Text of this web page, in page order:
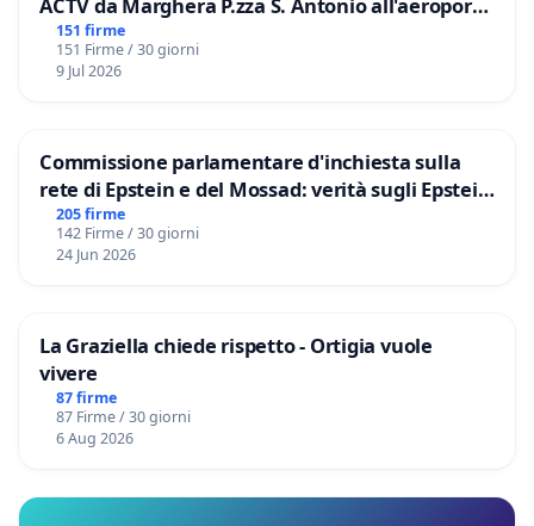
ACTV da Marghera P.zza S. Antonio all'aeroporto
Marco Polo tariffa a € 1,50
151 firme
151 Firme / 30 giorni
9 Jul 2026
Commissione parlamentare d'inchiesta sulla
rete di Epstein e del Mossad: verità sugli Epstein
Files
205 firme
142 Firme / 30 giorni
24 Jun 2026
La Graziella chiede rispetto - Ortigia vuole
vivere
87 firme
87 Firme / 30 giorni
6 Aug 2026